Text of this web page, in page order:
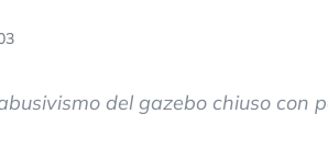
del gazebo chiuso con